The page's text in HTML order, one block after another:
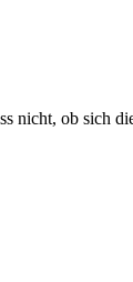
nicht, ob sich